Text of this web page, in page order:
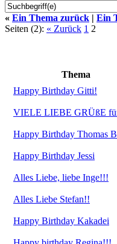
« Ein Thema zurück | Ein
Seiten (2): « Zurück 1 2
Thema
Happy Birthday Gitti!
VIELE LIEBE GRÜßE
Happy Birthday Thomas
Happy Birthday Jessi
Alles Liebe, liebe Inge!!!
Alles Liebe Stefan!!
Happy Birthday Kakadei